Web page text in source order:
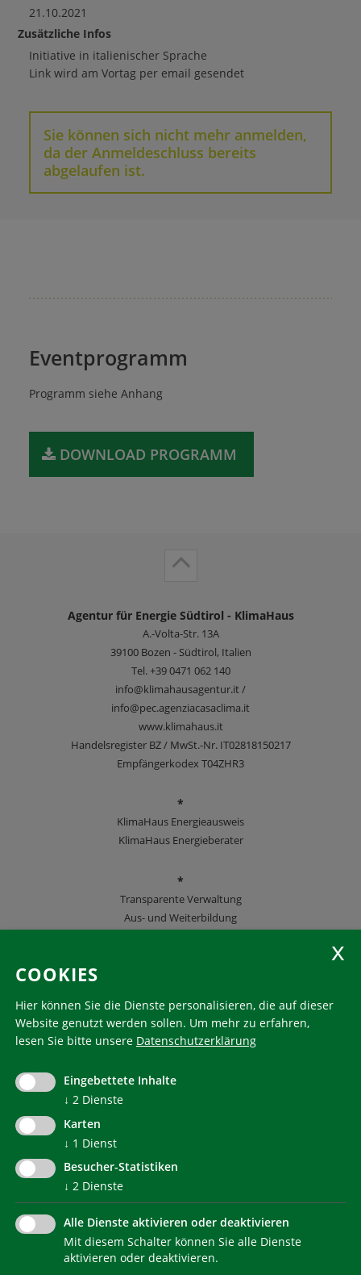
21.10.2021
Zusätzliche Infos
Initiative in italienischer Sprache
Link wird am Vortag per email gesendet
Sie können sich nicht mehr anmelden,
da der Anmeldeschluss bereits
abgelaufen ist.
Eventprogramm
Programm siehe Anhang
DOWNLOAD PROGRAMM
Agentur für Energie Südtirol - KlimaHaus
A.-Volta-Str. 13A
39100 Bozen - Südtirol, Italien
Tel.+39 0471 062 140
info@klimahausagentur.it /
info@pec.agenziacasaclima.it
www.klimahaus.it
Handelsregister BZ / MwSt.-Nr. IT02818150217
Empfängerkodex T04ZHR3
*
KlimaHaus Energieausweis
KlimaHaus Energieberater
*
Transparente Verwaltung
Aus- und Weiterbildung
KlimaHaus ist eine eingetragene Marke. Die Nutzung muss
communication@klimahausagentur.it
© 2022 Agentur für Energie Südtirol - KlimaHaus
NEWSLETTER
COOKIES
Hier können Sie die Dienste personalisieren, die auf dieser
Website genutzt werden sollen. Um mehr zu erfahren,
lesen Sie bitte unsere Datenschutzerklärung
Eingebettete Inhalte
↓ 2 Dienste
Karten
↓ 1 Dienst
Besucher-Statistiken
↓ 2 Dienste
Alle Dienste aktivieren oder deaktivieren
Mit diesem Schalter können Sie alle Dienste
aktivieren oder deaktivieren.